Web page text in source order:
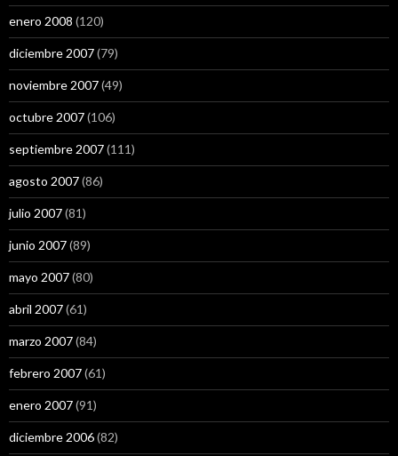
enero 2008 (120)
diciembre 2007(79)
noviembre 2007(49)
octubre 2007(106)
septiembre 2007(111)
agosto 2007(86)
julio 2007(81)
junio 2007(89)
mayo 2007(80)
abril 2007(61)
marzo 2007(84)
febrero 2007(61)
enero 2007(91)
diciembre 2006(82)